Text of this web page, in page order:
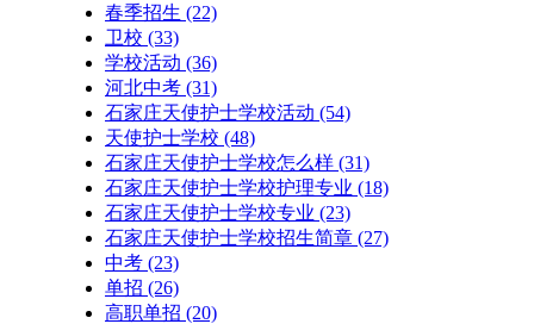
春季招生 (22)
卫校 (33)
学校活动 (36)
河北中考 (31)
石家庄天使护士学校活动 (54)
天使护士学校 (48)
石家庄天使护士学校怎么样 (31)
石家庄天使护士学校护理专业 (18)
石家庄天使护士学校专业 (23)
石家庄天使护士学校招生简章 (27)
中考 (23)
单招 (26)
高职单招 (20)